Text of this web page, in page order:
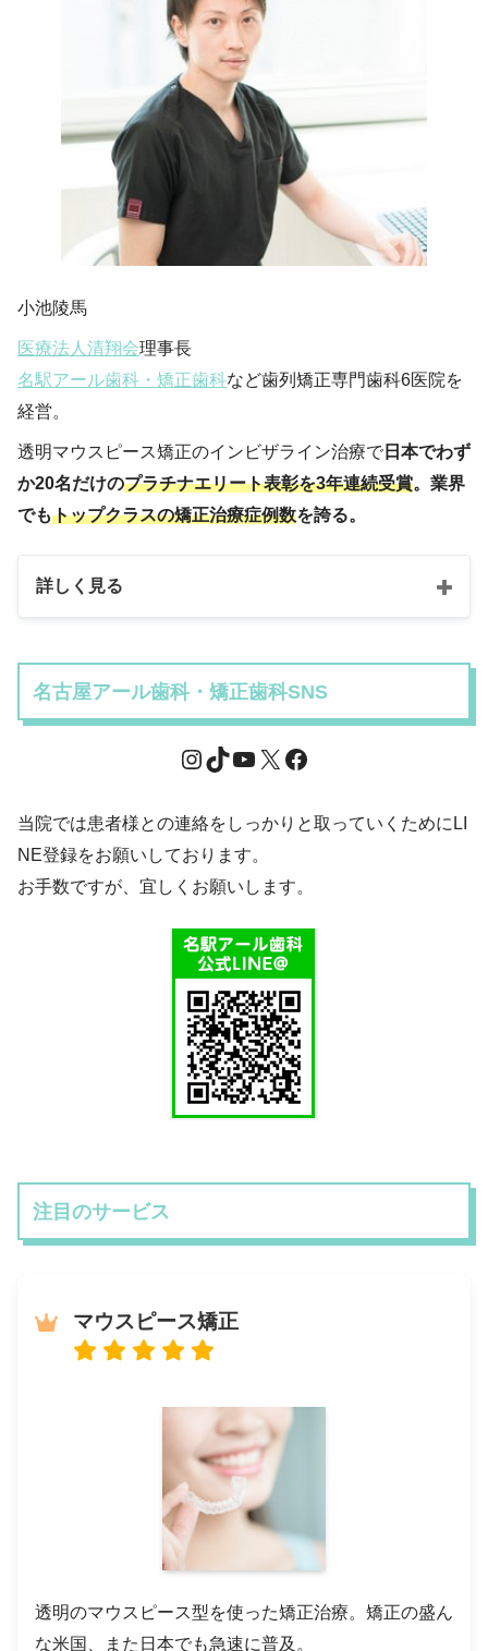
小池陵馬
医療法人清翔会理事長
名駅アール歯科・矯正歯科など歯列矯正専門歯科6医院を
経営。
透明マウスピース矯正のインビザライン治療で 日本でわず
か20名だけのプラチナエリート表彰を3年連続受賞。業界
でもトップクラスの矯正治療症例数を誇る。
詳しく見る
名古屋アール歯科・矯正歯科SNS
当院では患者様との連絡をしっかりと取っていくためにLI
NE登録をお願いしております。
お手数ですが、宜しくお願いします。
注目のサービス
マウスピース矯正
透明のマウスピース型を使った矯正治療。矯正の盛ん
な米国、また日本でも急速に普及。